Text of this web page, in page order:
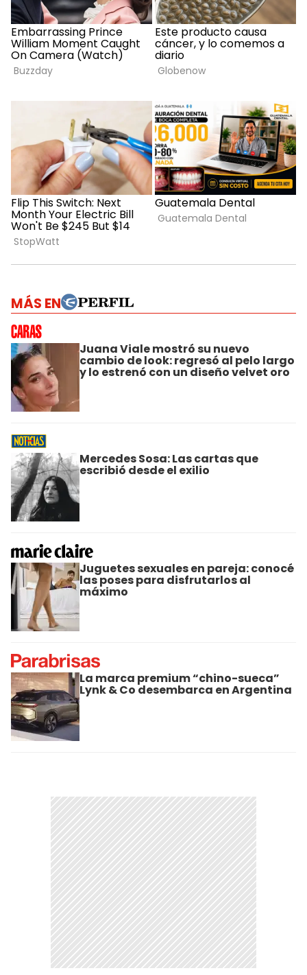
MÁS EN
Juana Viale mostró su nuevo
cambio de look: regresó al pelo largo
y lo estrenó con un diseño velvet oro
Mercedes Sosa: Las cartas que
escribió desde el exilio
Juguetes sexuales en pareja: conocé
las poses para disfrutarlos al
máximo
La marca premium “chino-sueca”
Lynk & Co desembarca en Argentina